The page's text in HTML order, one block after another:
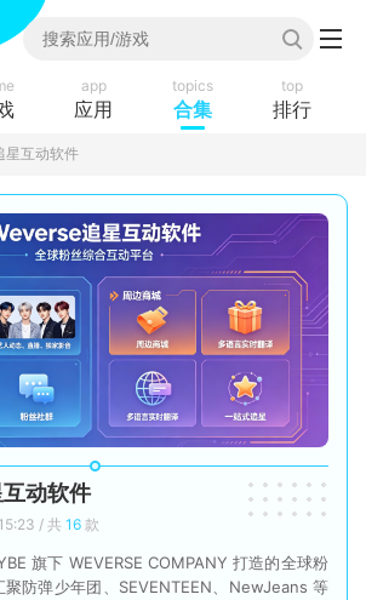
app
应用
topics
合集
top
排行
星互动软件
动软件
/ 共 16 款
旗下 WEVERSE COMPANY 打造的全球粉
防弹少年团、SEVENTEEN、NewJeans 等